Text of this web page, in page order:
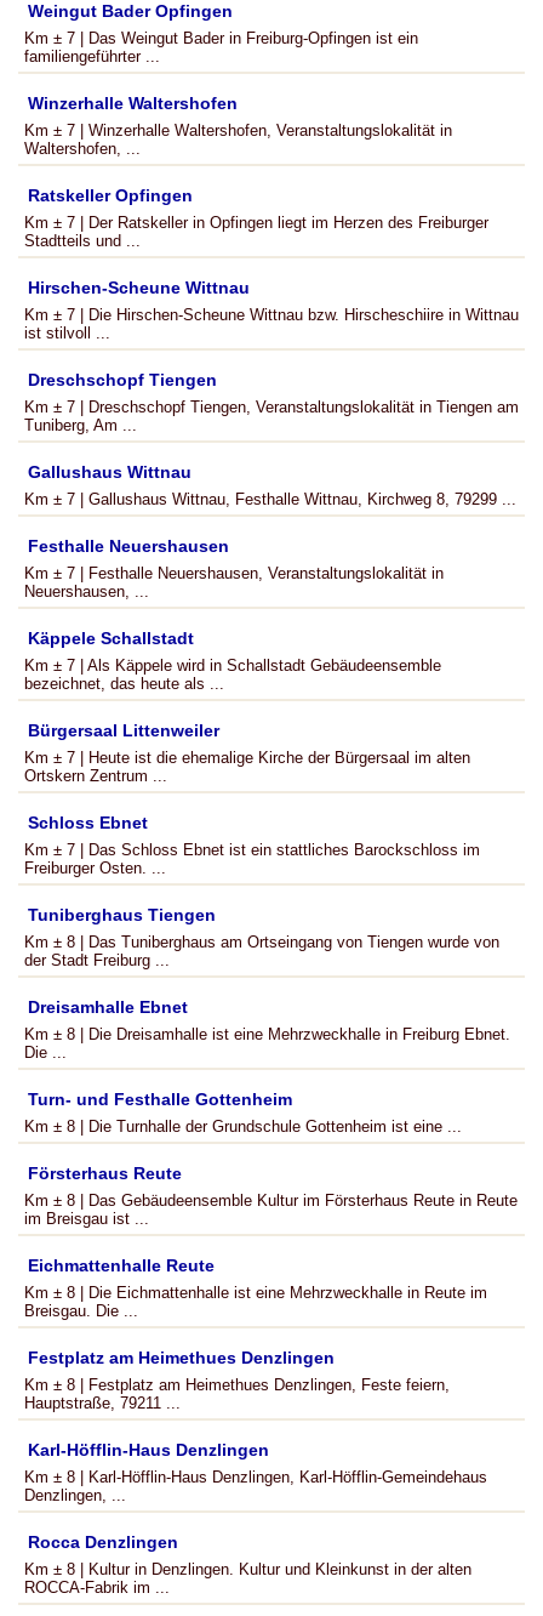
Weingut Bader Opfingen
Km ± 7 | Das Weingut Bader in Freiburg-Opfingen ist ein
familiengeführter ...
Winzerhalle Waltershofen
Km ± 7 | Winzerhalle Waltershofen, Veranstaltungslokalität in
Waltershofen, ...
Ratskeller Opfingen
Km ± 7 | Der Ratskeller in Opfingen liegt im Herzen des Freiburger
Stadtteils und ...
Hirschen-Scheune Wittnau
Km ± 7 | Die Hirschen-Scheune Wittnau bzw. Hirscheschiire in Wittnau
ist stilvoll ...
Dreschschopf Tiengen
Km ± 7 | Dreschschopf Tiengen, Veranstaltungslokalität in Tiengen am
Tuniberg, Am ...
Gallushaus Wittnau
Km ± 7 | Gallushaus Wittnau, Festhalle Wittnau, Kirchweg 8, 79299 ...
Festhalle Neuershausen
Km ± 7 | Festhalle Neuershausen, Veranstaltungslokalität in
Neuershausen, ...
Käppele Schallstadt
Km ± 7 | Als Käppele wird in Schallstadt Gebäudeensemble
bezeichnet, das heute als ...
Bürgersaal Littenweiler
Km ± 7 | Heute ist die ehemalige Kirche der Bürgersaal im alten
Ortskern Zentrum ...
Schloss Ebnet
Km ± 7 | Das Schloss Ebnet ist ein stattliches Barockschloss im
Freiburger Osten. ...
Tuniberghaus Tiengen
Km ± 8 | Das Tuniberghaus am Ortseingang von Tiengen wurde von
der Stadt Freiburg ...
Dreisamhalle Ebnet
Km ± 8 | Die Dreisamhalle ist eine Mehrzweckhalle in Freiburg Ebnet.
Die ...
Turn- und Festhalle Gottenheim
Km ± 8 | Die Turnhalle der Grundschule Gottenheim ist eine ...
Försterhaus Reute
Km ± 8 | Das Gebäudeensemble Kultur im Försterhaus Reute in Reute
im Breisgau ist ...
Eichmattenhalle Reute
Km ± 8 | Die Eichmattenhalle ist eine Mehrzweckhalle in Reute im
Breisgau. Die ...
Festplatz am Heimethues Denzlingen
Km ± 8 | Festplatz am Heimethues Denzlingen, Feste feiern,
Hauptstraße, 79211 ...
Karl-Höfflin-Haus Denzlingen
Km ± 8 | Karl-Höfflin-Haus Denzlingen, Karl-Höfflin-Gemeindehaus
Denzlingen, ...
Rocca Denzlingen
Km ± 8 | Kultur in Denzlingen. Kultur und Kleinkunst in der alten
ROCCA-Fabrik im ...